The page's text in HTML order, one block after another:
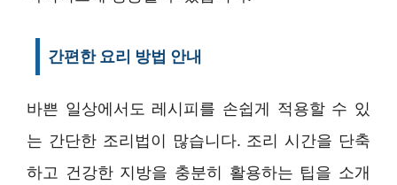
간편한 요리 방법 안내
바쁜 일상에서도 레시피를 손쉽게 적용할 수 있
는 간단한 조리법이 많습니다. 조리 시간을 단축
하고 건강한 지방을 충분히 활용하는 팁을 소개